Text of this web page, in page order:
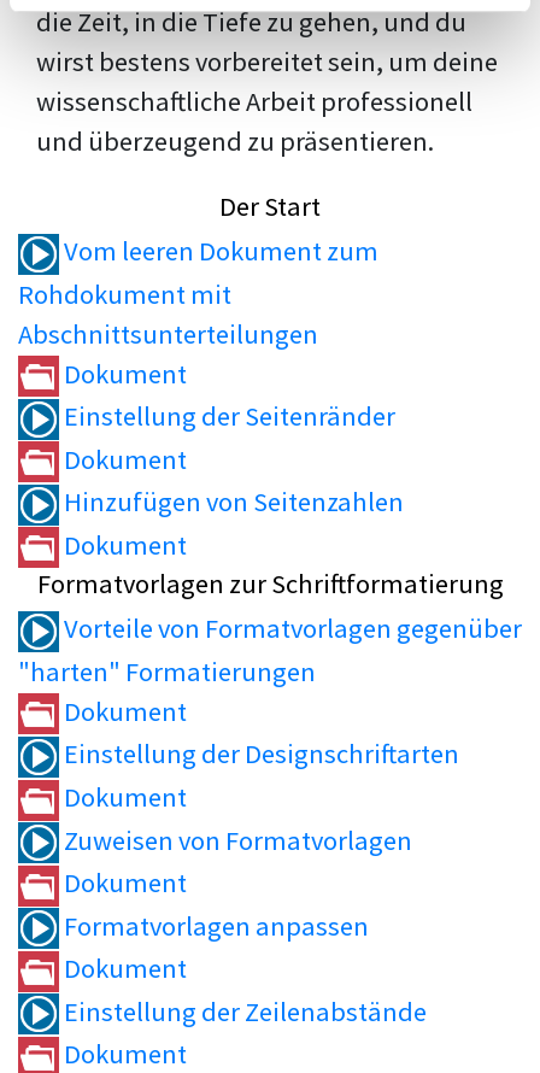
die Zeit, in die Tiefe zu gehen, und du
wirst bestens vorbereitet sein, um deine
wissenschaftliche Arbeit professionell
und überzeugend zu präsentieren.
Der Start
Vom leeren Dokument zum
Rohdokument mit
Abschnittsunterteilungen
Dokument
Einstellung der Seitenränder
Dokument
Hinzufügen von Seitenzahlen
Dokument
Formatvorlagen zur Schriftformatierung
Vorteile von Formatvorlagen gegenüber
"harten" Formatierungen
Dokument
Einstellung der Designschriftarten
Dokument
Zuweisen von Formatvorlagen
Dokument
Formatvorlagen anpassen
Dokument
Einstellung der Zeilenabstände
Dokument